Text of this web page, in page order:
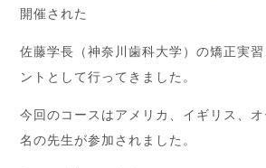
開催された
佐藤学長（神奈川歯科大学）の矯正実
ントとして行ってきました。
今回のコースはアメリカ、イギリス、
名の先生が参加されました。